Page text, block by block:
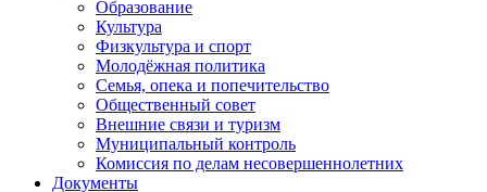
Образование
Культура
Физкультура и спорт
Молодёжная политика
Семья, опека и попечительство
Общественный совет
Внешние связи и туризм
Муниципальный контроль
Комиссия по делам несовершеннолетних
Документы